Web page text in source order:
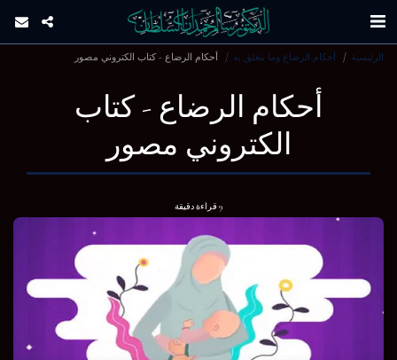
الرئيسية أحكام الرضاع وما يتعلق به أحكام الرضاع - كتاب الكتروني مصور
أحكام الرضاع - كتاب
الكتروني مصور
9 قراءة دقيقة